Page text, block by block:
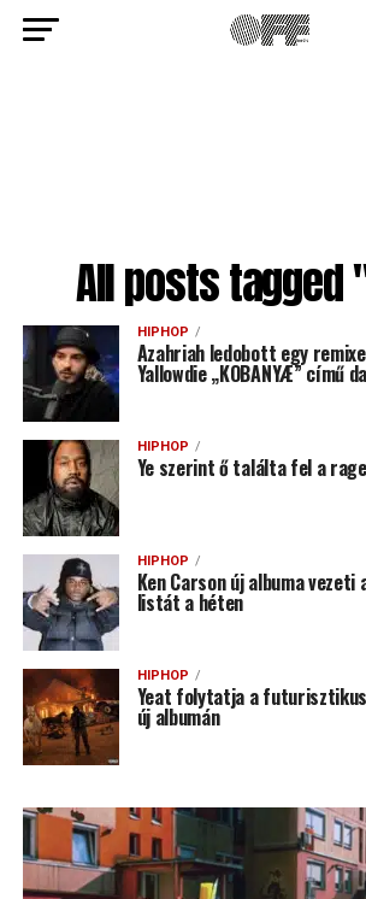
All posts tagged
HIPHOP
Azahriah ledobott egy
Yallowdie „KOBANYÆ” című
HIPHOP
Ye szerint ő találta fel a
HIPHOP
Ken Carson új albuma vezeti
listát a héten
HIPHOP
Yeat folytatja a
új albumán